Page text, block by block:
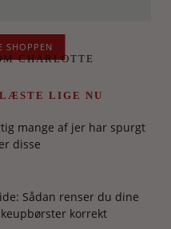
CHARLOTTE
SHOPPEN
LIGE NU
mange af jer har spurgt
disse
Sådan renser du dine
korrekt